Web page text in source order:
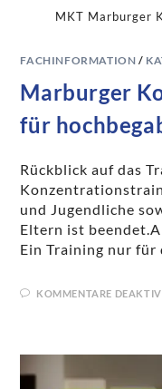
MKT Marburger
FACHINFORMATION /
Marburger
für
Rückblick auf das
und Jugendliche
Eltern ist
Ein Training nur
KOMMENTARE